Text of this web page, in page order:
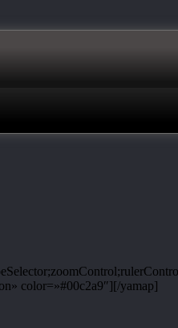
color=»#00c2a9″][/yamap]